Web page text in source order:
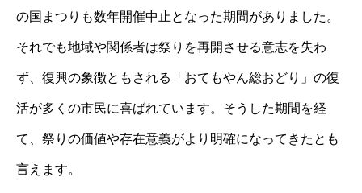
の国まつりも数年開催中止となった期間がありました。
それでも地域や関係者は祭りを再開させる意志を失わ
ず、復興の象徴ともされる「おてもやん総おどり」の復
活が多くの市民に喜ばれています。そうした期間を経
て、祭りの価値や存在意義がより明確になってきたとも
言えます。